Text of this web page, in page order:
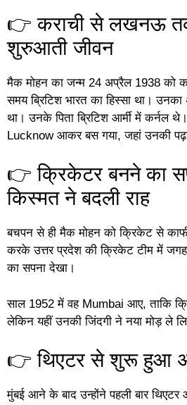
👉 कराची से लखनऊ
शुरुआती जीवन
मैक मोहन का जन्म 24 अप्रैल 1938 को
समय ब्रिटिश भारत का हिस्सा था। उनका
था। उनके पिता ब्रिटिश आर्मी में कर्नल
Lucknow आकर बस गया, जहां उनकी
👉 क्रिकेटर बनने का
किस्मत ने बदली राह
बचपन से ही मैक मोहन को क्रिकेट से
करके उत्तर प्रदेश की क्रिकेट टीम में
का सपना देखा।
साल 1952 में वह Mumbai आए, ताकि
लेकिन यहीं उनकी जिंदगी ने नया मोड़ ले
👉 थिएटर से शुरू हुआ
मुंबई आने के बाद उन्होंने पहली बार